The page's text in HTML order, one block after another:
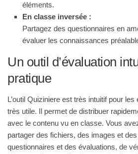
éléments.
En classe inversée :
Partagez des questionnaires en
évaluer les connaissances
Un outil d’évaluation
pratique
L’outil Quiziniere est très intuitif pour
très utile. Il permet de distribuer
avec le contenu vu en classe. Vous
partager des fichiers, des images et
questionnaires et des évaluations, de